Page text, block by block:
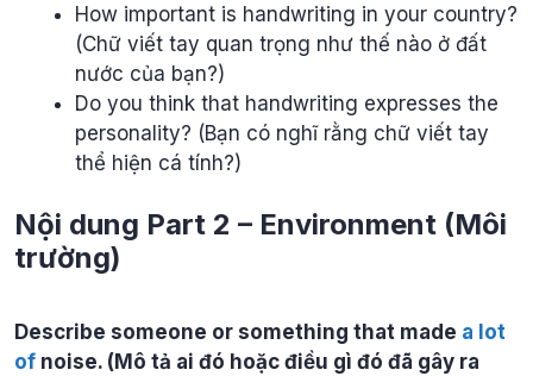
How important is handwriting in your country?
(Chữ viết tay quan trọng như thế nào ở đất
nước của bạn?)
Do you think that handwriting expresses the
personality? (Bạn có nghĩ rằng chữ viết tay
thể hiện cá tính?)
Nội dung Part 2 – Environment (Môi
trường)
Describe someone or something that made a lot
of noise. (Mô tả ai đó hoặc điều gì đó đã gây ra